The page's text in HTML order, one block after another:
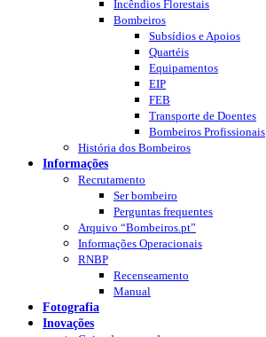
Incêndios Florestais
Bombeiros
Subsídios e Apoios
Quartéis
Equipamentos
EIP
FEB
Transporte de Doentes
Bombeiros Profissionais
História dos Bombeiros
Informações
Recrutamento
Ser bombeiro
Perguntas frequentes
Arquivo “Bombeiros.pt”
Informações Operacionais
RNBP
Recenseamento
Manual
Fotografia
Inovações